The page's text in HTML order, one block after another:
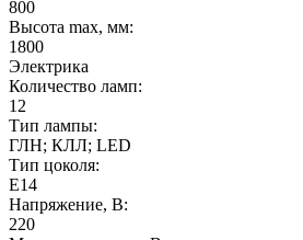
800
Высота max, мм:
1800
Электрика
Количество ламп:
12
Тип лампы:
ГЛН; КЛЛ; LED
Тип цоколя:
E14
Напряжение, В:
220